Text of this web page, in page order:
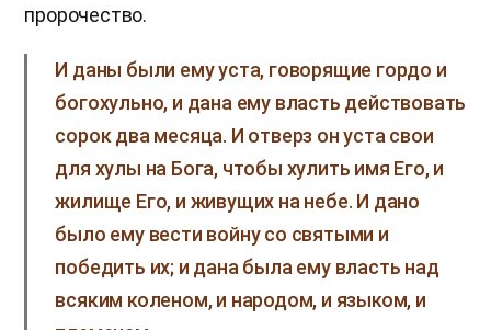
пророчество.
И даны были ему уста, говорящие гордо и
богохульно, и дана ему власть действовать
сорок два месяца. И отверз он уста свои
для хулы на Бога, чтобы хулить имя Его, и
жилище Его, и живущих на небе. И дано
было ему вести войну со святыми и
победить их; и дана была ему власть над
всяким коленом, и народом, и языком, и